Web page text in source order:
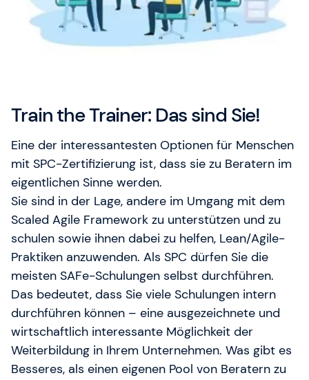
Train the Trainer: Das sind Sie!
Eine der interessantesten Optionen für Menschen
mit SPC-Zertifizierung ist, dass sie zu Beratern im
eigentlichen Sinne werden.
Sie sind in der Lage, andere im Umgang mit dem
Scaled Agile Framework zu unterstützen und zu
schulen sowie ihnen dabei zu helfen, Lean/Agile-
Praktiken anzuwenden. Als SPC dürfen Sie die
meisten SAFe-Schulungen selbst durchführen.
Das bedeutet, dass Sie viele Schulungen intern
durchführen können – eine ausgezeichnete und
wirtschaftlich interessante Möglichkeit der
Weiterbildung in Ihrem Unternehmen. Was gibt es
Besseres, als einen eigenen Pool von Beratern zu